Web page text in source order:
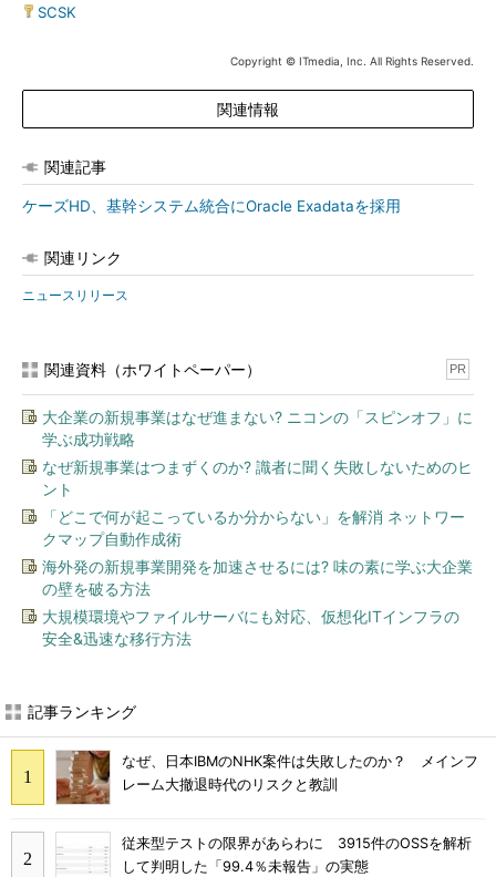
SCSK
Copyright © ITmedia, Inc. All Rights Reserved.
関連情報
関連記事
ケーズHD、基幹システム統合にOracle Exadataを採用
関連リンク
ニュースリリース
関連資料（ホワイトペーパー） PR
大企業の新規事業はなぜ進まない? ニコンの「スピンオフ」に
学ぶ成功戦略
なぜ新規事業はつまずくのか? 識者に聞く失敗しないためのヒ
ント
「どこで何が起こっているか分からない」を解消 ネットワー
クマップ自動作成術
海外発の新規事業開発を加速させるには? 味の素に学ぶ大企業
の壁を破る方法
大規模環境やファイルサーバにも対応、仮想化ITインフラの
安全&迅速な移行方法
記事ランキング
なぜ、日本IBMのNHK案件は失敗したのか？ メインフ
レーム大撤退時代のリスクと教訓
従来型テストの限界があらわに 3915件のOSSを解析
して判明した「99.4％未報告」の実態